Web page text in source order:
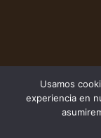
Usamos
experiencia en